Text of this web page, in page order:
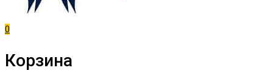
0
Корзина